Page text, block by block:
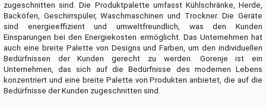
zugeschnitten sind. Die Produktpalette umfasst Kühlschränke, Herde,
Backöfen, Geschirrspüler, Waschmaschinen und Trockner. Die Geräte
sind energieeffizient und umweltfreundlich, was den Kunden
Einsparungen bei den Energiekosten ermöglicht. Das Unternehmen hat
auch eine breite Palette von Designs und Farben, um den individuellen
Bedürfnissen der Kunden gerecht zu werden. Gorenje ist ein
Unternehmen, das sich auf die Bedürfnisse des modernen Lebens
konzentriert und eine breite Palette von Produkten anbietet, die auf die
Bedürfnisse der Kunden zugeschnitten sind.